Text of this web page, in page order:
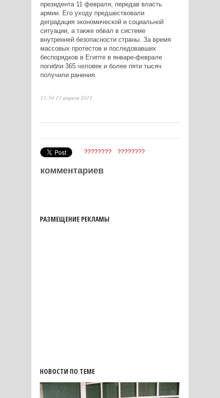
президента 11 февраля, передав власть
армии. Его уходу предшествовали
деградация экономической и социальной
ситуации, а также обвал в системе
внутренней безопасности страны. За время
массовых протестов и последовавших
беспорядков в Египте в январе-феврале
погибли 365 человек и более пяти тысяч
получили ранения.
13:50 13 апреля 2011
???????? ????????
комментариев
РАЗМЕЩЕНИЕ РЕКЛАМЫ
НОВОСТИ ПО ТЕМЕ